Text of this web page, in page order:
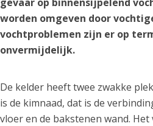
worden omgeven door
vochtproblemen zijn er op
onvermijdelijk.
De kelder heeft twee zwakke
is de kimnaad, dat is de
vloer en de bakstenen wand. Het